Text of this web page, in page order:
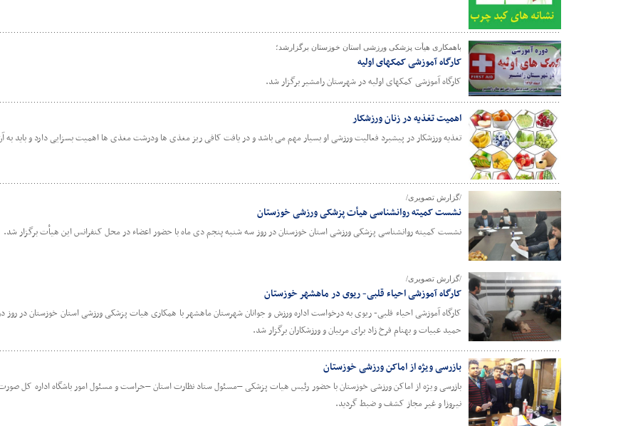
باهمکاری هیأت پزشکی ورزشی استان خوزستان برگزارشد؛
کارگاه آموزشی کمکهای اولیه
کارگاه آموزشی کمکهای اولیه در شهرستان رامشیر برگزار شد.
اهمیت تغذیه در زنان ورزشکار
تغذیه ورزشکار در پیشبرد فعالیت ورزشی او بسیار مهم می باشد و در یافت کافی ریز مغذی ها ودرشت مغذی ها اهمیت بسزایی دارد و باید به
/گزارش تصویری/
نشست کمیته روانشناسی هیأت پزشکی ورزشی خوزستان
نشست کمیته روانشناسی پزشکی ورزشی استان خوزستان در روز سه شنبه پنجم دی ماه با حضور اعضاء در محل کنفرانس این هیأت برگزار شد.
/گزارش تصویری/
کارگاه آموزشی احیاء قلبی- ریوی در ماهشهر خوزستان
کارگاه آموزشی احیاء قلبی- ریوی به درخواست اداره ورزش و جوانان شهرستان ماهشهر با همکاری هیات پزشکی ورزشی استان خوزستان در روز
حمید عبیات و بهنام فرخ زاد برای مربیان و ورزشکاران برگزار شد.
بازرسی ویژه از اماکن ورزشی خوزستان
بازرسی ویژه از اماکن ورزشی خوزستان با حضور رئیس هیات پزشکی –مسئول ستاد نظارت استان –حراست و مسئول امور باشگاه اداره کل
نیروزا و غیر مجاز کشف و ضبط گردید.